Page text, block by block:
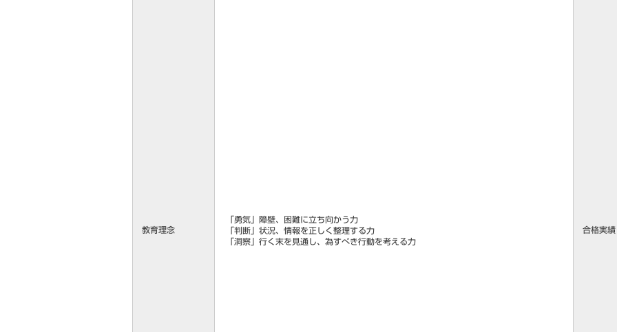
教育理念
「勇気」障壁、困難に立ち向かう力
「判断」状況、情報を正しく整理する力
「洞察」行く末を見通し、為すべき行動を考える力
合格実績